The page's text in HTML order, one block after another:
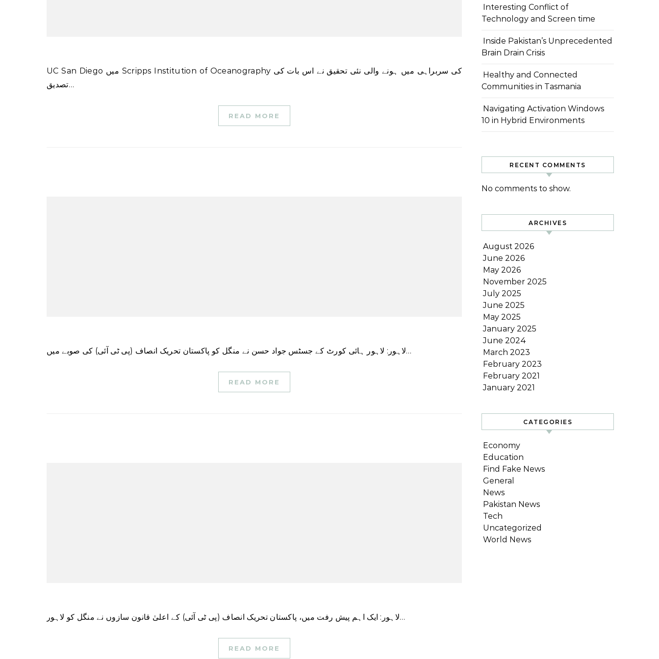
UC San Diego میں Scripps Institution of Oceanography کی سربراہی میں ہونے والی نئی تحقیق نے اس بات کی
تصدیق…
READ MORE
لاہور: لاہور ہائی کورٹ کے جسٹس جواد حسن نے منگل کو پاکستان تحریک انصاف (پی ٹی آئی) کی صوبے میں…
READ MORE
لاہور: ایک اہم پیش رفت میں، پاکستان تحریک انصاف (پی ٹی آئی) کے اعلیٰ قانون سازوں نے منگل کو لاہور…
READ MORE
Interesting Conflict of
Technology and Screen time
Inside Pakistan’s Unprecedented
Brain Drain Crisis
Healthy and Connected
Communities in Tasmania
Navigating Activation Windows
10 in Hybrid Environments
RECENT COMMENTS
No comments to show.
ARCHIVES
August 2026
June 2026
May 2026
November 2025
July 2025
June 2025
May 2025
January 2025
June 2024
March 2023
February 2023
February 2021
January 2021
CATEGORIES
Economy
Education
Find Fake News
General
News
Pakistan News
Tech
Uncategorized
World News